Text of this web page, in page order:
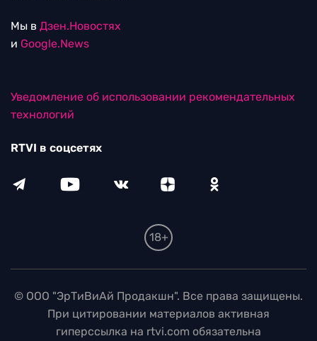
Мы в Дзен.Новостях
и Google.News
Уведомление об использовании рекомендательных
технологий
RTVI в соцсетях
18+
© ООО "ЭрТиВиАй Продакшн". Все права защищены.
При цитировании материалов активная
гиперссылка на rtvi.com обязательна